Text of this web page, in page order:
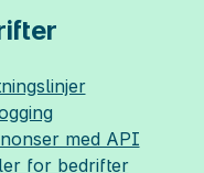
med API
for bedrifter